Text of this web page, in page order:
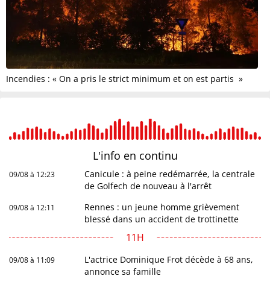
Incendies : « On a pris le strict minimum et on est partis »
L'info en continu
09/08 à 12:23
Canicule : à peine redémarrée, la centrale
de Golfech de nouveau à l'arrêt
09/08 à 12:11
Rennes : un jeune homme grièvement
blessé dans un accident de trottinette
11H
09/08 à 11:09
L'actrice Dominique Frot décède à 68 ans,
annonce sa famille